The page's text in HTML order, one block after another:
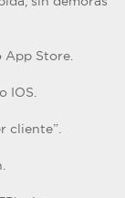
App Store.
IOS.
cliente”.